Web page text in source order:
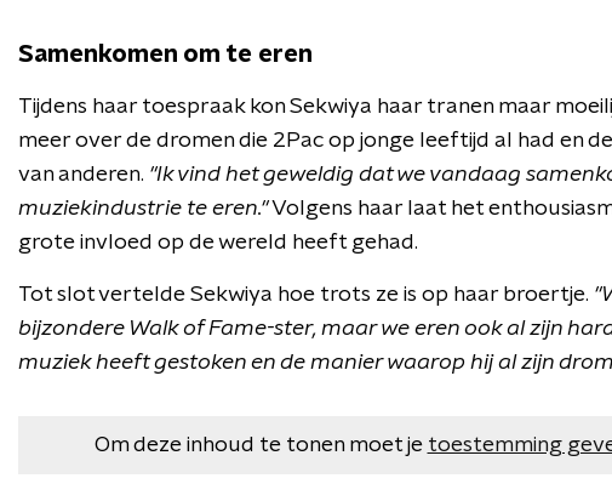
Samenkomen om te eren
Tijdens haar toespraak kon Sekwiya haar tranen maar
meer over de dromen die 2Pac op jonge leeftijd al had en
van anderen. "Ik vind het geweldig dat we vandaag
muziekindustrie te eren."Volgens haar laat het
grote invloed op de wereld heeft gehad.
Tot slot vertelde Sekwiya hoe trots ze is op haar broertje.
bijzondere Walk of Fame-ster, maar we eren ook al zijn
muziek heeft gestoken en de manier waarop hij al zijn
Om deze inhoud te tonen moet je toestemming